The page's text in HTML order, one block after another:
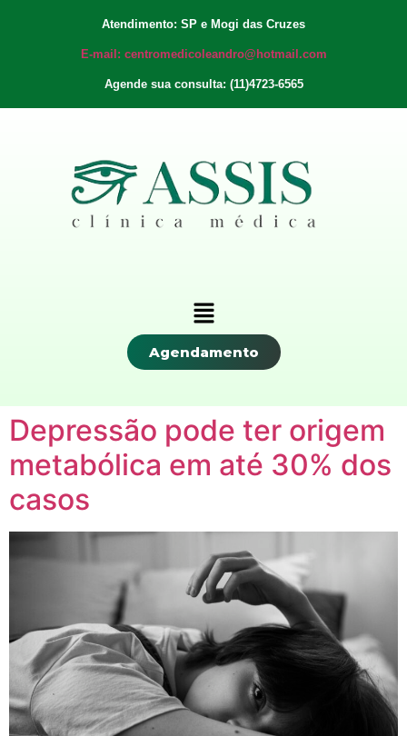
Atendimento: SP e Mogi das Cruzes
E-mail: centromedicoleandro@hotmail.com
Agende sua consulta: (11)4723-6565
Agendamento
Depressão pode ter origem
metabólica em até 30% dos
casos